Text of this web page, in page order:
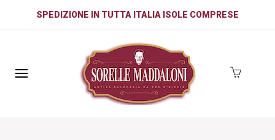
SPEDIZIONE IN TUTTA ITALIA ISOLE COMPRESE